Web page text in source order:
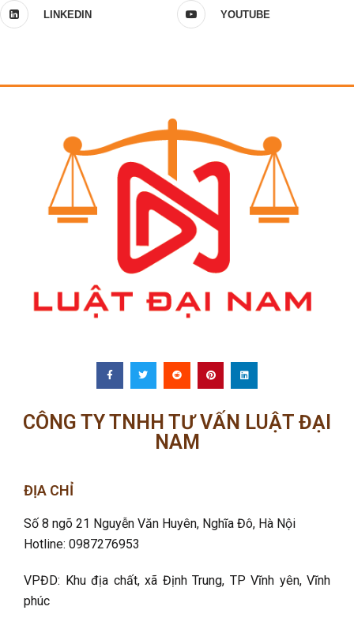
LINKEDIN YOUTUBE
CÔNG TY TNHH TƯ VẤN LUẬT ĐẠI
NAM
ĐỊA CHỈ
Số 8 ngõ 21 Nguyễn Văn Huyên, Nghĩa Đô, Hà Nội
Hotline: 0987276953
VPĐD: Khu địa chất, xã Định Trung, TP Vĩnh yên, Vĩnh
phúc